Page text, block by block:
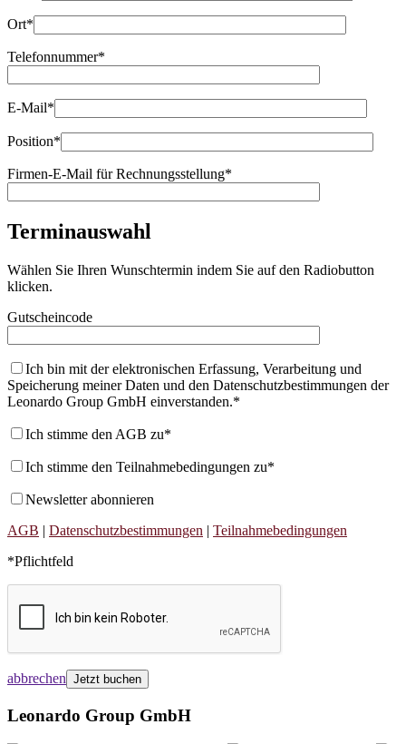
Ort*
Telefonnummer*
E-Mail*
Position*
Firmen-E-Mail für Rechnungsstellung*
Terminauswahl
Wählen Sie Ihren Wunschtermin indem Sie auf den Radiobutton
klicken.
Gutscheincode
Ich bin mit der elektronischen Erfassung, Verarbeitung und
Speicherung meiner Daten und den Datenschutzbestimmungen der
Leonardo Group GmbH einverstanden.*
Ich stimme den AGB zu*
Ich stimme den Teilnahmebedingungen zu*
Newsletter abonnieren
AGB | Datenschutzbestimmungen | Teilnahmebedingungen
*Pflichtfeld
abbrechen
Leonardo Group GmbH